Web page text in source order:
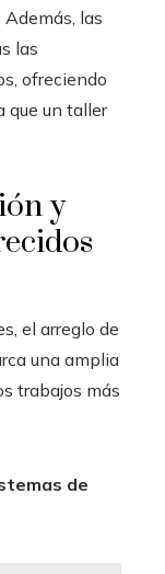
las
las
ofreciendo
que un taller
y
el arreglo de
una amplia
trabajos más
de